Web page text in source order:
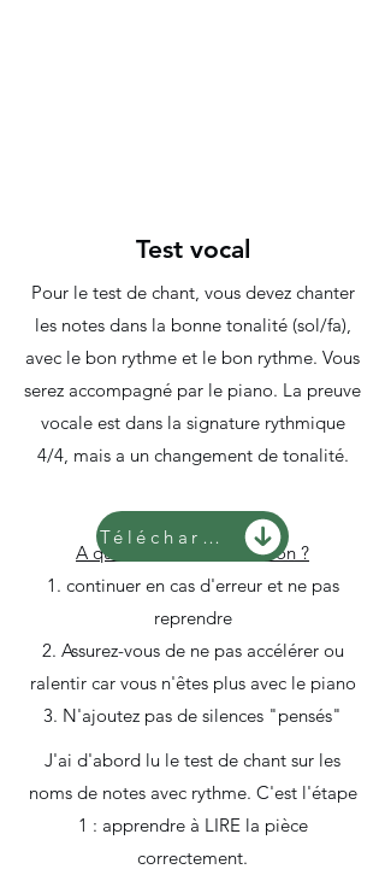
Test vocal
Pour le test de chant, vous devez chanter
les notes dans la bonne tonalité (sol/fa),
avec le bon rythme et le bon rythme. Vous
serez accompagné par le piano. La preuve
vocale est dans la signature rythmique
4/4, mais a un changement de tonalité.
A quoi faut-il faire attention ?
1. continuer en cas d'erreur et ne pas
reprendre
2. Assurez-vous de ne pas accélérer ou
ralentir car vous n'êtes plus avec le piano
3. N'ajoutez pas de silences "pensés"
Télécharger
J'ai d'abord lu le test de chant sur les
noms de notes avec rythme. C'est l'étape
1 : apprendre à LIRE la pièce
correctement.